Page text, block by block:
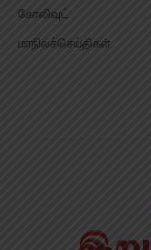
கோலிவுட்
மாநிலச்செய்திகள்